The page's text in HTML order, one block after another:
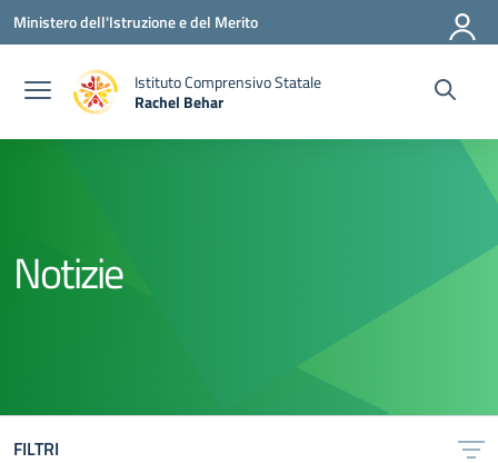
Vai ai contenuti
Vai al menu di navigazione
Vai al footer
Ministero dell'Istruzione e del Merito
Istituto Comprensivo Statale
Rachel Behar
Notizie
FILTRI